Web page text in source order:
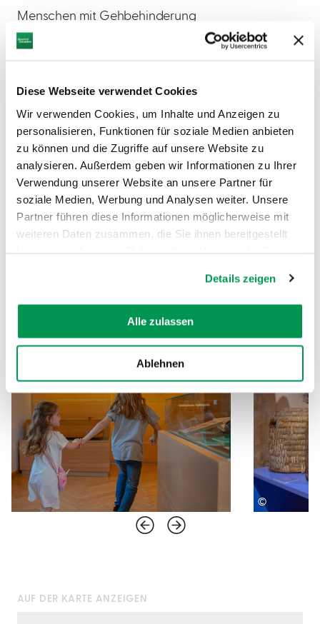
Diese Webseite verwendet Cookies
Wir verwenden Cookies, um Inhalte und Anzeigen zu
personalisieren, Funktionen für soziale Medien anbieten
zu können und die Zugriffe auf unsere Website zu
analysieren. Außerdem geben wir Informationen zu Ihrer
Verwendung unserer Website an unsere Partner für
soziale Medien, Werbung und Analysen weiter. Unsere
Partner führen diese Informationen möglicherweise mit
weiteren Daten zusammen, die Sie ihnen bereitgestellt
Details zeigen
Alle zulassen
Ablehnen
Menschen mit Gehbehinderung
(teilweise)
Rollstuhlfahrer (teilweise)
Rampe steht zur Verfügung. Bitte
sprechen Sie unsere Aufsicht an oder
kündigen Sie Ihren Besuch vorher
telefonisch an.
Führungen
nach Vereinbarung
Tel. +49 731 7040-42014
E-Mail: kreismuseen@landkreis-nu.de
©
AUF DER KARTE ANZEIGEN